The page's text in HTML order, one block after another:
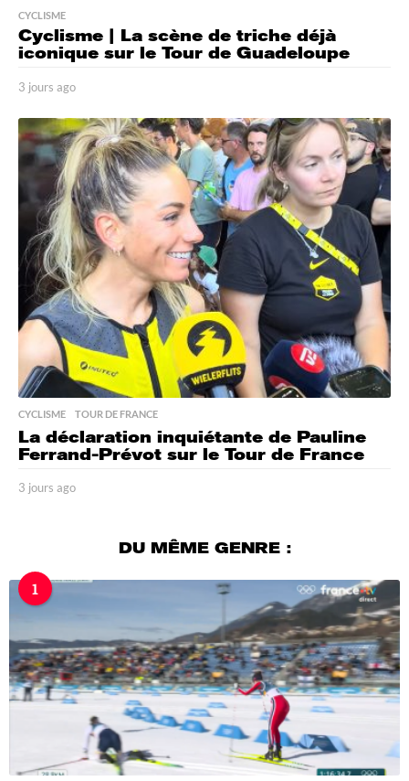
CYCLISME
Cyclisme | La scène de triche déjà
iconique sur le Tour de Guadeloupe
3 jours ago
o
u
r
s
a
g
o
CYCLISME ,TOUR DE FRANCE
La déclaration inquiétante de Pauline
Ferrand-Prévot sur le Tour de France
3 jours ago
DU MÊME GENRE :
1